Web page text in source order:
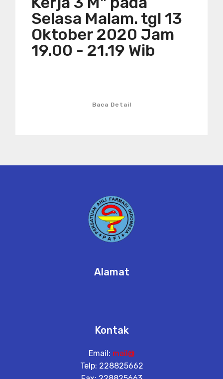
Selasa Malam. tgl 13
Oktober 2020 Jam
19.00 - 21.19 Wib
Baca Detail
Alamat
Kontak
Email: mail@
Telp: 228825662